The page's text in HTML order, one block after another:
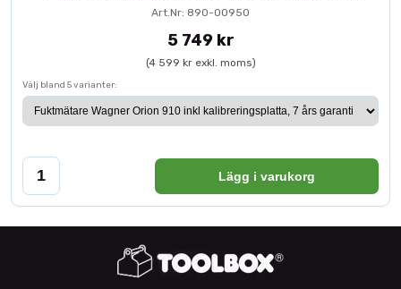
Art.Nr: 890-00950
5 749 kr
(4 599 kr exkl. moms)
Välj bland 5 varianter:
Lägg i varukorg